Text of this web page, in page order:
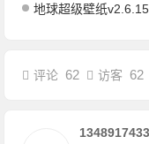
地球超级壁纸
评论 62 访客 62